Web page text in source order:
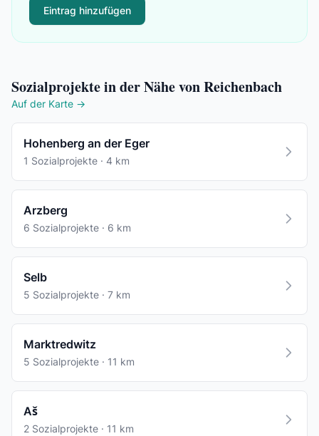
Eintrag hinzufügen
Sozialprojekte in der Nähe von Reichenbach
Auf der Karte →
Hohenberg an der Eger
1 Sozialprojekte · 4 km
Arzberg
6 Sozialprojekte · 6 km
Selb
5 Sozialprojekte · 7 km
Marktredwitz
5 Sozialprojekte · 11 km
Aš
2 Sozialprojekte · 11 km